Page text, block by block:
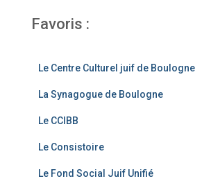
c
b
o
o
k
a
a
m
Favoris :
Le Centre Culturel juif de Boulogne
La Synagogue de Boulogne
Le CCIBB
Le Consistoire
Le Fond Social Juif Unifié